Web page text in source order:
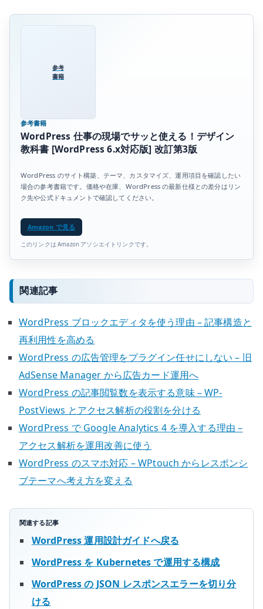
参考
書籍
参考書籍
WordPress 仕事の現場でサッと使える！デザイン
教科書 [WordPress 6.x対応版] 改訂第3版
WordPress のサイト構築、テーマ、カスタマイズ、運用項目を確認したい
場合の参考書籍です。価格や在庫、WordPress の最新仕様との差分はリン
ク先や公式ドキュメントで確認してください。
Amazon で見る
このリンクは Amazon アソシエイトリンクです。
関連記事
WordPress ブロックエディタを使う理由 – 記事構造と
再利用性を高める
WordPress の広告管理をプラグイン任せにしない – 旧
AdSense Manager から広告カード運用へ
WordPress の記事閲覧数を表示する意味 – WP-
PostViews とアクセス解析の役割を分ける
WordPress で Google Analytics 4 を導入する理由 –
アクセス解析を運用改善に使う
WordPress のスマホ対応 – WPtouch からレスポンシ
ブテーマへ考え方を変える
関連する記事
WordPress 運用設計ガイドへ戻る
WordPress を Kubernetes で運用する構成
WordPress の JSON レスポンスエラーを切り分
ける